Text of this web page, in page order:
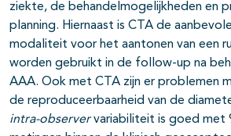
ziekte, de behandelmogelijkheden en
planning. Hiernaast is CTA de
modaliteit voor het aantonen van een
worden gebruikt in de follow-up na
AAA. Ook met CTA zijn er problemen
de reproduceerbaarheid van de
intra-observervariabiliteit is goed met